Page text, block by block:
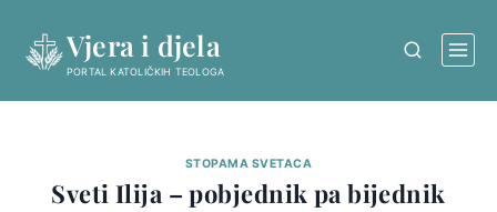
content
Vjera i djela
PORTAL KATOLIČKIH TEOLOGA
STOPAMA SVETACA
Sveti Ilija – pobjednik pa bijednik